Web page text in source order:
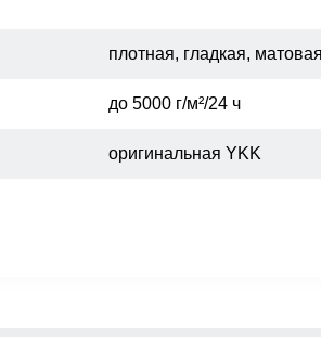
плотная, гладкая,
до 5000 г/м²/24 ч
оригинальная YKK